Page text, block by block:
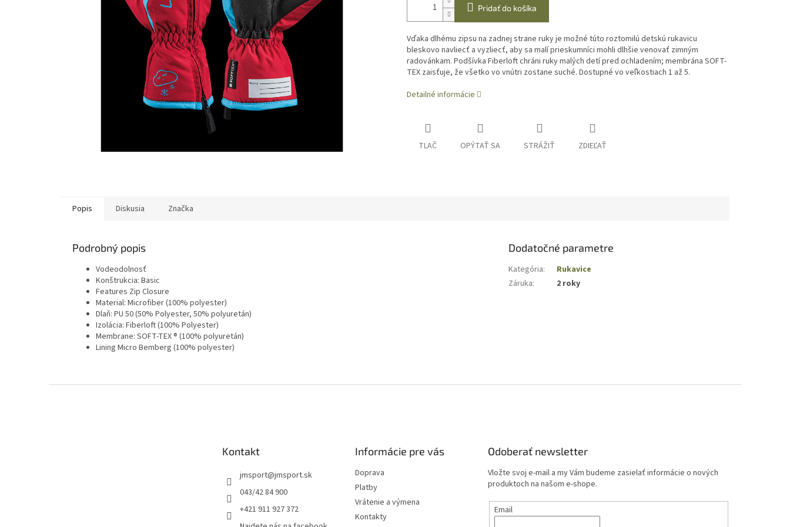
Pridať do košíka
Vďaka dlhému zipsu na zadnej strane ruky je možné túto roztomilú detskú rukavicu
bleskovo navliecť a vyzliecť, aby sa malí prieskumníci mohli dlhšie venovať zimným
radovánkam. Podšívka Fiberloft chráni ruky malých detí pred ochladením; membrána SOFT-
TEX zaisťuje, že všetko vo vnútri zostane suché. Dostupné vo veľkostiach 1 až 5.
Detailné informácie
TLAČ OPÝTAŤ SA STRÁŽIŤ ZDIEĽAŤ
Popis Diskusia Značka
Podrobný popis
Vodeodolnosť
Konštrukcia: Basic
Features Zip Closure
Material: Microfiber (100% polyester)
Dlaň: PU 50 (50% Polyester, 50% polyuretán)
Izolácia: Fiberloft (100% Polyester)
Membrane: SOFT-TEX ® (100% polyuretán)
Lining Micro Bemberg (100% polyester)
Dodatočné parametre
Kategória:
Rukavice
Záruka: 2 roky
Kontakt
jmsport@jmsport.sk
043/42 84 900
+421 911 927 372
Informácie pre vás
Doprava
Platby
Vrátenie a výmena
Kontakty
Odoberať newsletter
Vložte svoj e-mail a my Vám budeme zasielať informácie o nových
produktoch na našom e-shope.
Email